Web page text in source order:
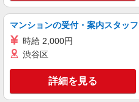
キープ
派遣社員
株式会社トラストグロース 新宿
時給：1400
なる
マンションの受付・案内スタッフ
時給 2,000円
渋谷区
詳細を見る